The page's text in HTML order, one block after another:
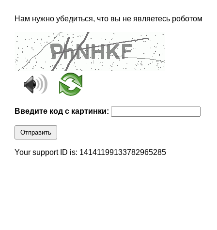
Нам нужно убедиться, что вы не являетесь роботом
Введите код с картинки:
Отправить
Your support ID is: 14141199133782965285